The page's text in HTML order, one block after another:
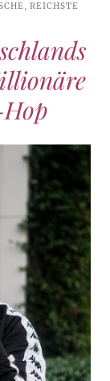
,REICHSTE